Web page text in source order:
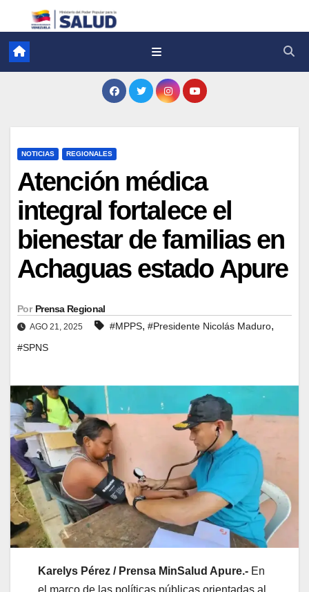
NOTICIAS REGIONALES
Atención médica
integral fortalece el
bienestar de familias en
Achaguas estado Apure
Por Prensa Regional
AGO 21, 2025 #MPPS, #Presidente Nicolás Maduro,
#SPNS
Karelys Pérez / Prensa MinSalud Apure.- En
el marco de las políticas públicas orientadas al